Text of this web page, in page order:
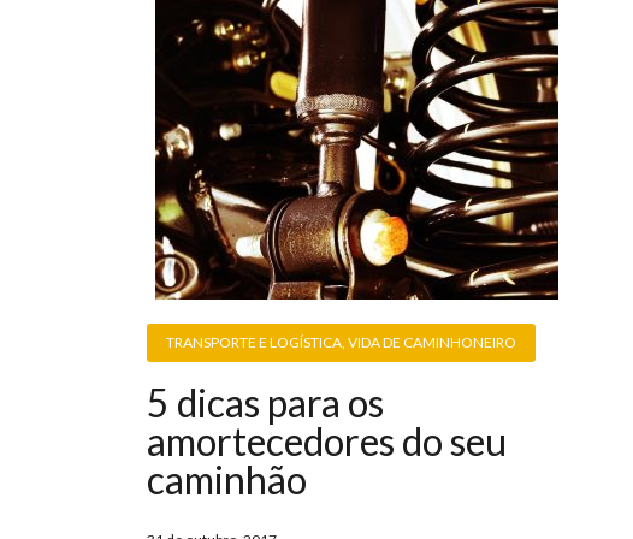
TRANSPORTE E LOGÍSTICA, VIDA DE CAMINHONEIRO
5 dicas para os
amortecedores do seu
caminhão